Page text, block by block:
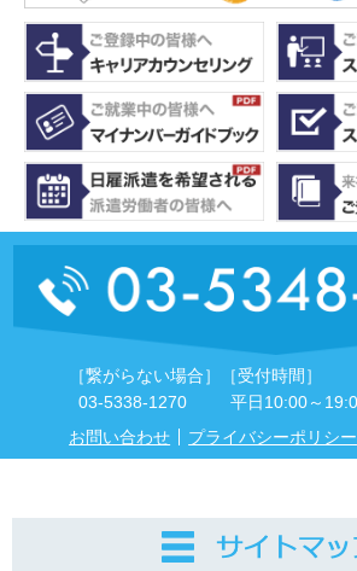
［繋がらない場合］
03-5338-1270
［受付時間］
平日10:00～
お問い合わせ
プライバシーポリシー